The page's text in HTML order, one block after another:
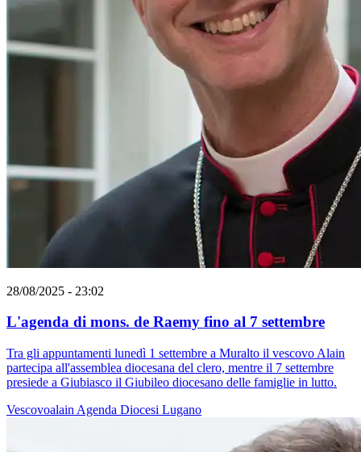
28/08/2025 - 23:02
L'agenda di mons. de Raemy fino al 7 settembre
Tra gli appuntamenti lunedì 1 settembre a Muralto il vescovo Alain
partecipa all'assemblea diocesana del clero, mentre il 7 settembre
presiede a Giubiasco il Giubileo diocesano delle famiglie in lutto.
Vescovoalain Agenda Diocesi Lugano